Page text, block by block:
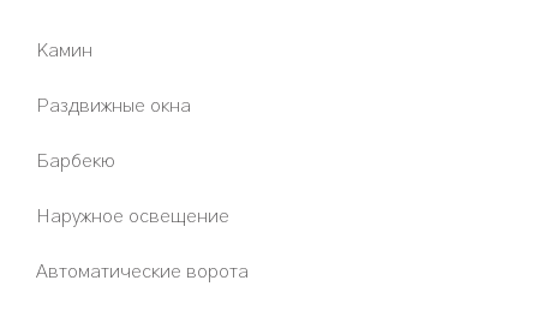
Камин
Раздвижные окна
Барбекю
Наружное освещение
Автоматические ворота